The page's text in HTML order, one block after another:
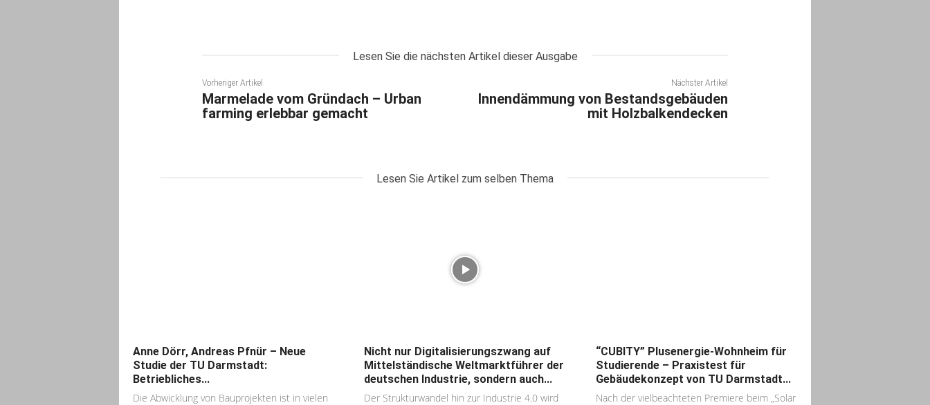
Lesen Sie die nächsten Artikel dieser Ausgabe
Vorheriger Artikel
Marmelade vom Gründach – Urban
farming erlebbar gemacht
Nächster Artikel
Innendämmung von Bestandsgebäuden
mit Holzbalkendecken
Lesen Sie Artikel zum selben Thema
Anne Dörr, Andreas Pfnür – Neue
Studie der TU Darmstadt:
Betriebliches...
Die Abwicklung von Bauprojekten ist in vielen
Nicht nur Digitalisierungszwang auf
Mittelständische Weltmarktführer der
deutschen Industrie, sondern auch...
Der Strukturwandel hin zur Industrie 4.0 wird
“CUBITY” Plusenergie-Wohnheim für
Studierende – Praxistest für
Gebäudekonzept von TU Darmstadt...
Nach der vielbeachteten Premiere beim „Solar